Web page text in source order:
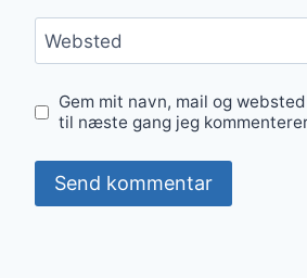
Websted
Gem mit navn, mail og
til næste gang jeg